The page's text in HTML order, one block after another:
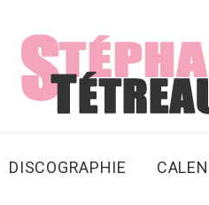
DISCOGRAPHIE